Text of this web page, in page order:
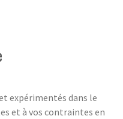
expérimentés dans le
et à vos contraintes en